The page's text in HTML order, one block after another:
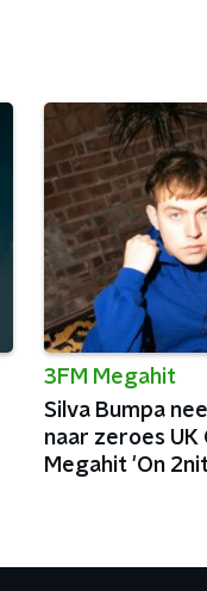
3FM Megahit
Silva Bumpa
naar zeroes UK
Megahit 'On